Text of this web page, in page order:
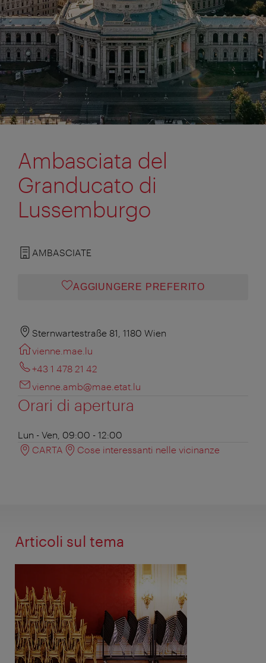
Ambasciata del
Granducato di
Lussemburgo
AMBASCIATE
AGGIUNGERE PREFERITO
Sternwartestraße 81, 1180 Wien
vienne.mae.lu
+43 1 478 21 42
vienne.amb@mae.etat.lu
Orari di apertura
Lun - Ven, 09:00 - 12:00
CARTA
Cose interessanti nelle vicinanze
Articoli sul tema